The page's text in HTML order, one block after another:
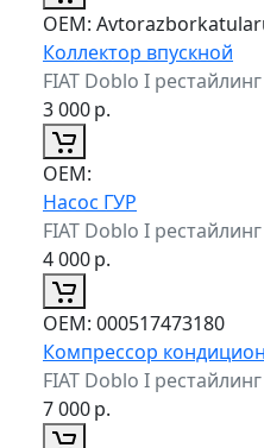
ОЕМ:
Коллектор впускной
FIAT Doblo I
3 000р.
ОЕМ:
Насос ГУР
FIAT Doblo I
4 000р.
ОЕМ: 000517473180
Компрессор
FIAT Doblo I
7 000р.